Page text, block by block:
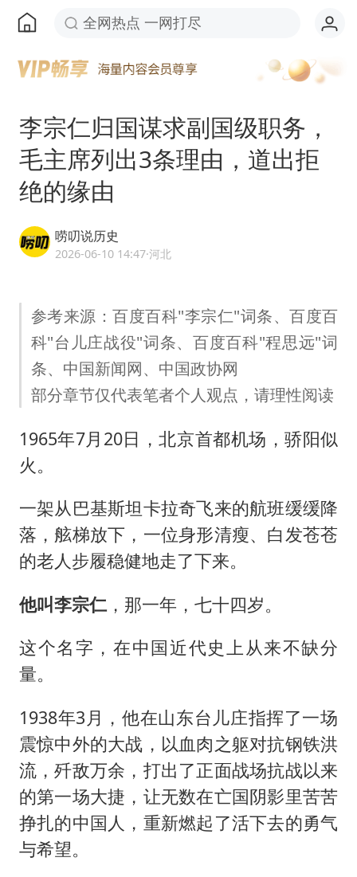
全网热点 一网打尽
李宗仁归国谋求副国级职务，
毛主席列出3条理由，道出拒
绝的缘由
唠叨说历史
2026-06-10 14:47·河北
参考来源：百度百科"李宗仁"词条、百度百
科"台儿庄战役"词条、百度百科"程思远"词
条、中国新闻网、中国政协网
部分章节仅代表笔者个人观点，请理性阅读
1965年7月20日，北京首都机场，骄阳似
火。
一架从巴基斯坦卡拉奇飞来的航班缓缓降
落，舷梯放下，一位身形清瘦、白发苍苍
的老人步履稳健地走了下来。
他叫李宗仁，那一年，七十四岁。
这个名字，在中国近代史上从来不缺分
量。
1938年3月，他在山东台儿庄指挥了一场
震惊中外的大战，以血肉之躯对抗钢铁洪
流，歼敌万余，打出了正面战场抗战以来
的第一场大捷，让无数在亡国阴影里苦苦
挣扎的中国人，重新燃起了活下去的勇气
与希望。